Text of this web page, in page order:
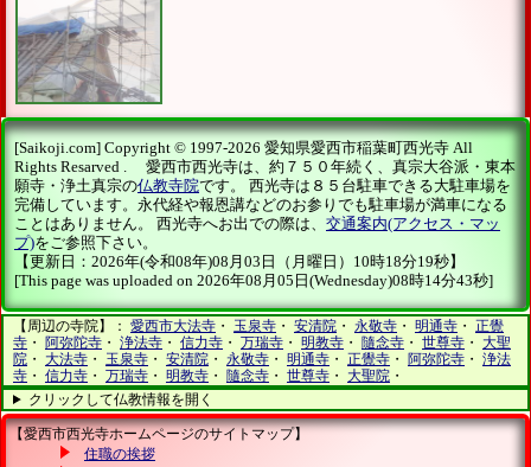
[Saikoji.com] Copyright © 1997-2026 愛知県愛西市稲葉町西光寺 All
Rights Resarved . 愛西市西光寺は、約７５０年続く、真宗大谷派・東本
願寺・浄土真宗の仏教寺院です。 西光寺は８５台駐車できる大駐車場を
完備しています。永代経や報恩講などのお参りでも駐車場が満車になる
ことはありません。 西光寺へお出での際は、 交通案内(アクセス・マッ
プ)をご参照下さい。
【更新日：2026年(令和08年)08月03日（月曜日）10時18分19秒】
[This page was uploaded on 2026年08月05日(Wednesday)08時14分43秒]
【周辺の寺院】： 愛西市大法寺 ・ 玉泉寺 ・ 安清院 ・ 永敬寺 ・ 明通寺 ・ 正覺
寺 ・ 阿弥陀寺 ・ 浄法寺 ・ 信力寺 ・ 万瑞寺 ・ 明教寺 ・ 隨念寺 ・ 世尊寺 ・ 大聖
院 ・ 大法寺 ・ 玉泉寺 ・ 安清院 ・ 永敬寺 ・ 明通寺 ・ 正覺寺 ・ 阿弥陀寺 ・ 浄法
寺 ・ 信力寺 ・ 万瑞寺 ・ 明教寺 ・ 隨念寺 ・ 世尊寺 ・ 大聖院 ・
クリックして仏教情報を開く
【愛西市西光寺ホームページのサイトマップ】
住職の挨拶